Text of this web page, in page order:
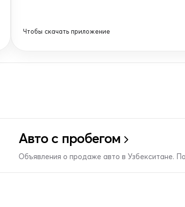
Чтобы скачать приложение
Авто с пробегом
Объявления о продаже авто в Узбекситане.